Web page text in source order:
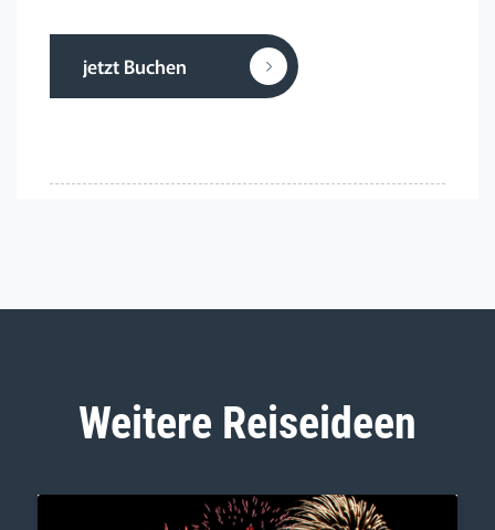
jetzt Buchen
Weitere Reiseideen